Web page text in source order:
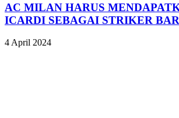
AC MILAN HARUS
ICARDI SEBAGAI STRIKER
4 April 2024